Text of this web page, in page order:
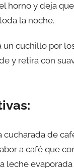
horno y deja
la noche.
un cuchillo por
y retira con
cucharada de
a café que
leche